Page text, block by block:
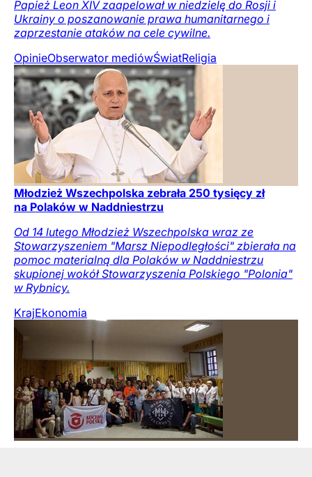
Papież Leon XIV zaapelował w niedzielę do Rosji i
Ukrainy o poszanowanie prawa humanitarnego i
zaprzestanie ataków na cele cywilne.
OpinieObserwator mediówŚwiatReligia
Młodzież Wszechpolska zebrała 250 tysięcy zł
na Polaków w Naddniestrzu
Od 14 lutego Młodzież Wszechpolska wraz ze
Stowarzyszeniem "Marsz Niepodległości" zbierała na
pomoc materialną dla Polaków w Naddniestrzu
skupionej wokół Stowarzyszenia Polskiego "Polonia"
w Rybnicy.
KrajEkonomia